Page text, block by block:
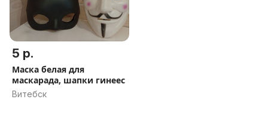
5 р.
Маска белая для
маскарада, шапки гинеес
Витебск